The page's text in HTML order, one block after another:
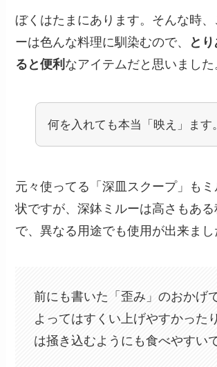
ぼくはたまにあります。そんな時
ーは色んな料理に馴染むので、
と
ると便利 なアイテムだと思いました
何を入れても本当「映え」ます。
元々使ってる「深皿スクープ」も
状ですが、深鉢ミルーは高さもあ
で、異なる用途でも使用が出来まし
前にも書いた「歪み」のおかげ
よってはすくい上げやすかった
は掻き込むようにも食べやすい